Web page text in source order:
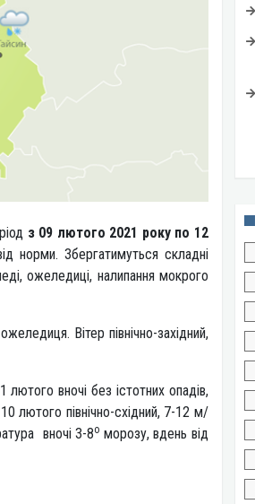
з 09 лютого 2021 року по 12
норми. Збергатимуться складні
ожеледиці, налипання мокрого
Вітер північно-західний,
вночі без істотних опадів,
лютого північно-східний, 7-12 м/
вночі 3-8о морозу, вдень від